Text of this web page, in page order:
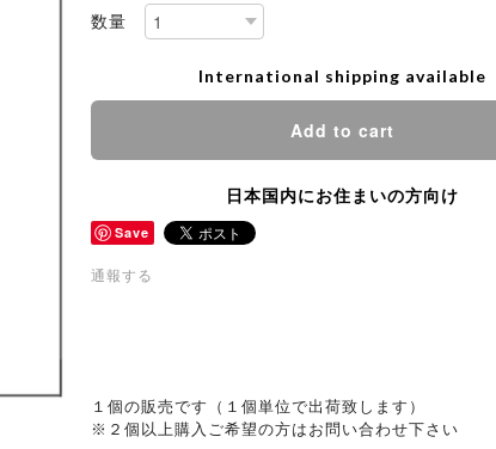
数量
International shipping available
Add to cart
日本国内にお住まいの方向け
Save
通報する
１個の販売です（１個単位で出荷致します）
※２個以上購入ご希望の方はお問い合わせ下さい